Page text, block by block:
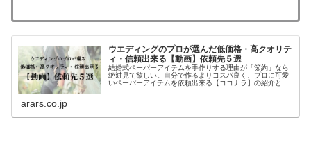
ウエディングのプロが選んだ低価格・高クオリテ
ィ・信頼出来る【動画】依頼先５選
結婚式ペーパーアイテムを手作りする理由が「節約」なら
絶対見て欲しい。自分で作るよりコスパ良く、プロに可愛
いペーパーアイテムを依頼出来る【ココナラ】の紹介と、
arars.co.jp